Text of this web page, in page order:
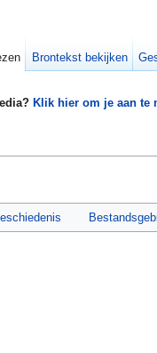
Klik hier om je aan te
Brontekst bekijken